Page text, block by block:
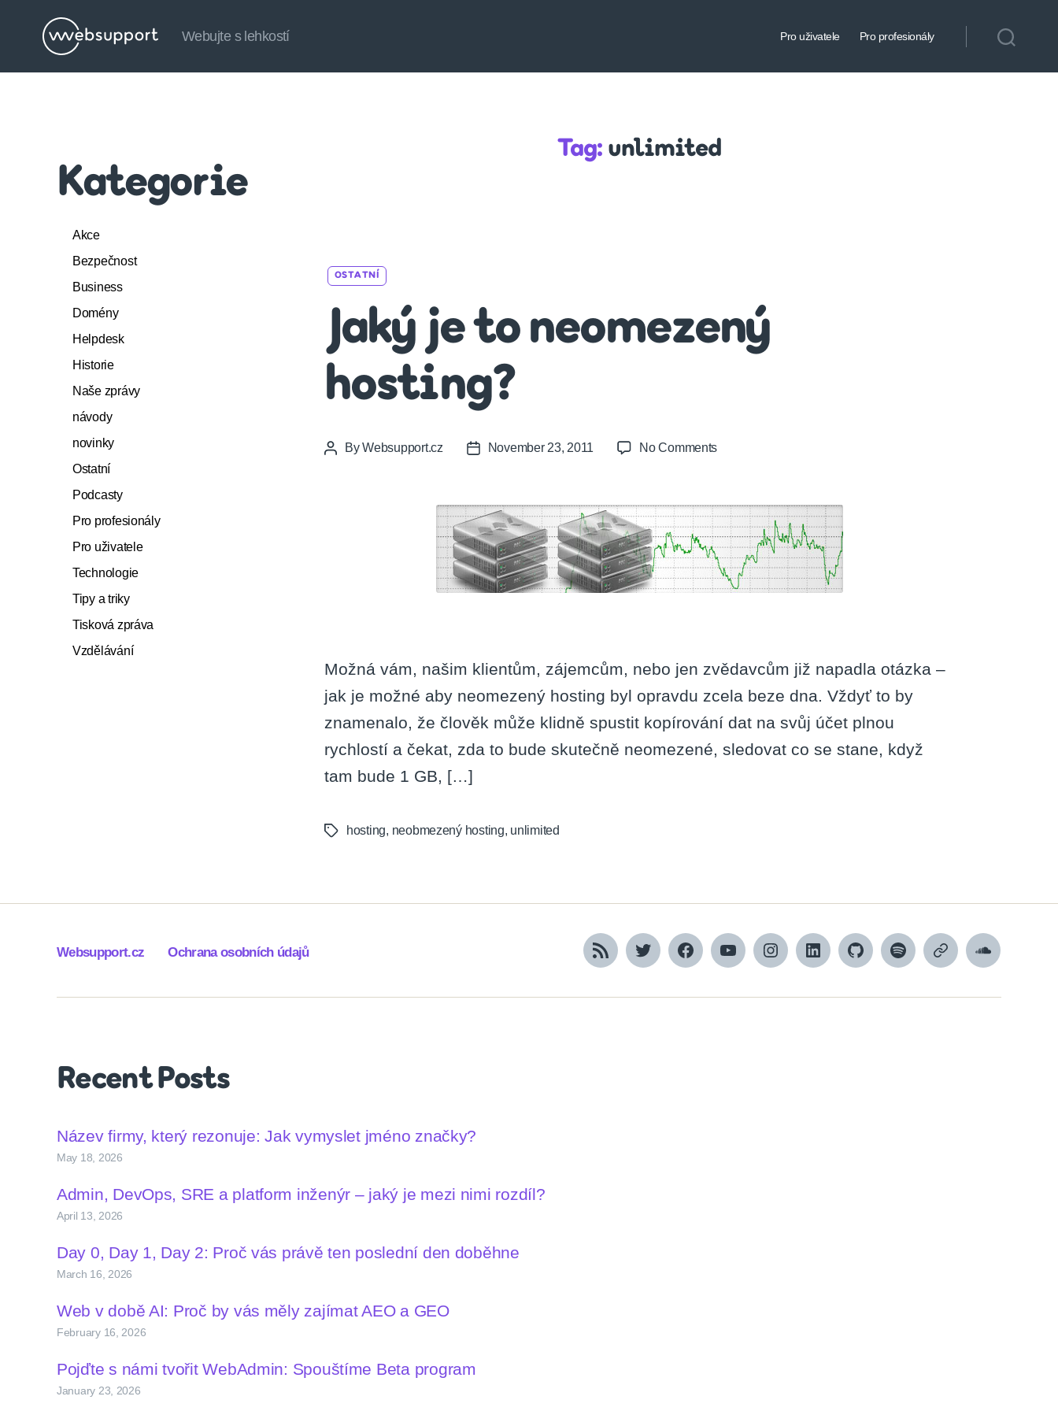
Websupport.cz
Webujte s lehkostí Pro uživatele Pro profesionály
Kategorie
Akce
Bezpečnost
Business
Domény
Helpdesk
Historie
Naše zprávy
návody
novinky
Ostatní
Podcasty
Pro profesionály
Pro uživatele
Technologie
Tipy a triky
Tisková zpráva
Vzdělávání
Tag: unlimited
OSTATNÍ
Jaký je to neomezený
hosting?
PostByWebsupport.cz
PostNovember 23, 2011 No Commentson
to
neomezený
hosting?
Možná vám, našim klientům, zájemcům, nebo jen zvědavcům již napadla otázka –
jak je možné aby neomezený hosting byl opravdu zcela beze dna. Vždyť to by
znamenalo, že člověk může klidně spustit kopírování dat na svůj účet plnou
rychlostí a čekat, zda to bude skutečně neomezené, sledovat co se stane, když
tam bude 1 GB, […]
Tagshosting, neobmezený hosting, unlimited
Websupport.cz Ochrana osobních údajů RSS TwitterFacebookYouTubeInstagramLinkedInGithubSpotifyApple
SoundCloud
Recent Posts
Název firmy, který rezonuje: Jak vymyslet jméno značky?
May 18, 2026
Admin, DevOps, SRE a platform inženýr – jaký je mezi nimi rozdíl?
April 13, 2026
Day 0, Day 1, Day 2: Proč vás právě ten poslední den doběhne
March 16, 2026
Web v době AI: Proč by vás měly zajímat AEO a GEO
February 16, 2026
Pojďte s námi tvořit WebAdmin: Spouštíme Beta program
January 23, 2026